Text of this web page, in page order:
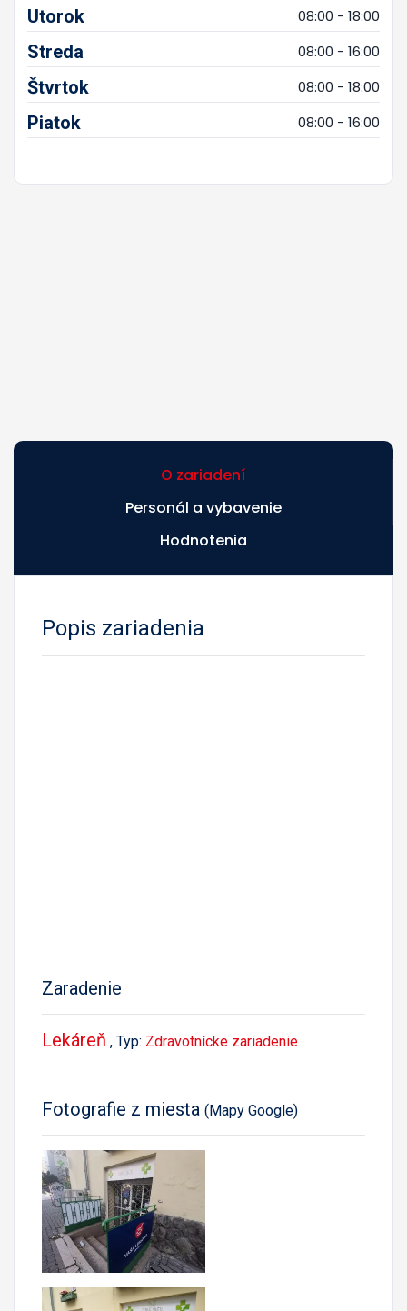
Utorok 08:00 - 18:00
Streda 08:00 - 16:00
Štvrtok 08:00 - 18:00
Piatok 08:00 - 16:00
O zariadení
Personál a vybavenie
Hodnotenia
Popis zariadenia
Zaradenie
Lekáreň , Typ: Zdravotnícke zariadenie
Fotografie z miesta (Mapy Google)